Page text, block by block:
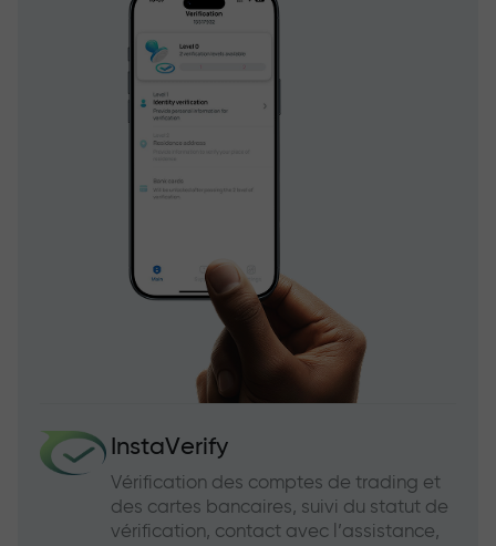
InstaVerify
Vérification des comptes de trading et
des cartes bancaires, suivi du statut de
vérification, contact avec l’assistance,